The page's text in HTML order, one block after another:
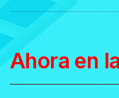
Ahora en